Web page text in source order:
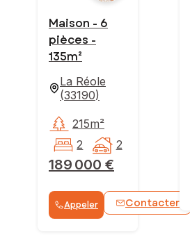
Maison - 6
pièces -
135m²
La Réole
(33190)
189 000 €
215m²
2
2
Appeler Contacter